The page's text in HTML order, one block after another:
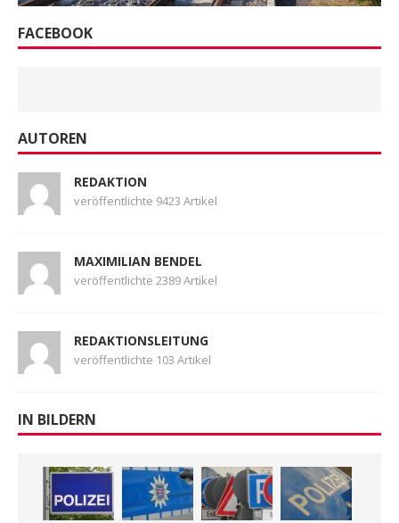
FACEBOOK
AUTOREN
REDAKTION
veröffentlichte 9423 Artikel
MAXIMILIAN BENDEL
veröffentlichte 2389 Artikel
REDAKTIONSLEITUNG
veröffentlichte 103 Artikel
IN BILDERN